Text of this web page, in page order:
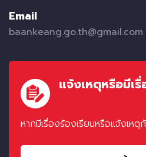
Email
baankeang.go.th@gmail.com
แจ้งเหตุหรือมีเ
หากมีเรื่องร้องเรียนหรือแจ้งเห